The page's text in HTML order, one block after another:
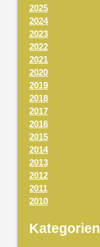
2025
2024
2023
2022
2021
2020
2019
2018
2017
2016
2015
2014
2013
2012
2011
2010
Kategorien